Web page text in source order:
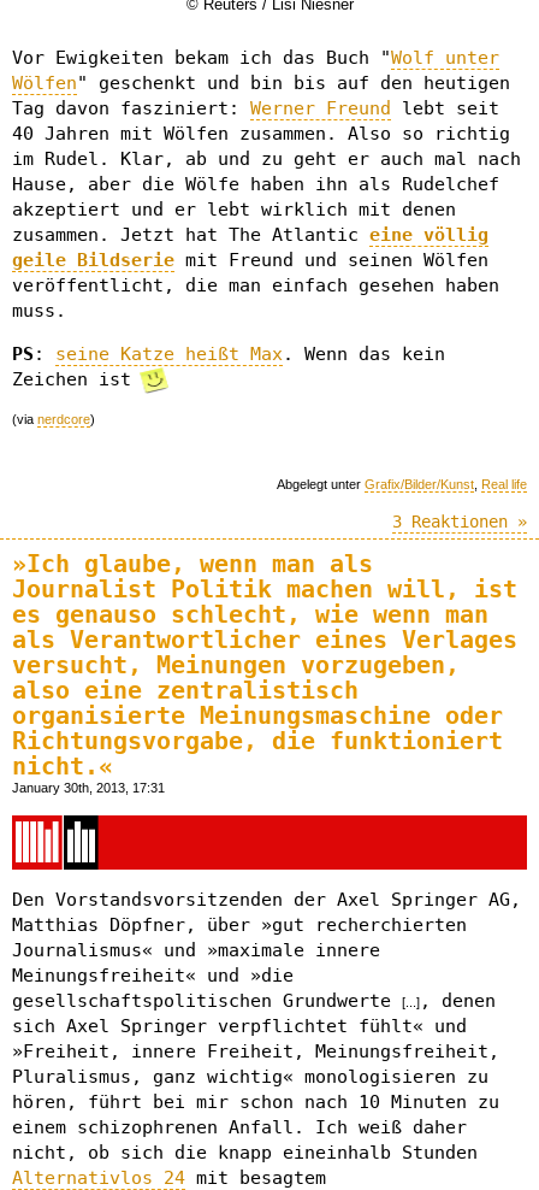
© Reuters / Lisi Niesner
Vor Ewigkeiten bekam ich das Buch "Wolf unter
Wölfen" geschenkt und bin bis auf den heutigen
Tag davon fasziniert: Werner Freund
lebt seit
40 Jahren mit Wölfen zusammen. Also so richtig
im Rudel. Klar, ab und zu geht er auch mal nach
Hause, aber die Wölfe haben ihn als Rudelchef
akzeptiert und er lebt wirklich mit denen
zusammen. Jetzt hat The Atlantic eine völlig
geile Bildserie mit Freund und seinen Wölfen
veröffentlicht, die man einfach gesehen haben
muss.
PS : seine Katze heißt Max. Wenn das kein
Zeichen ist
(via nerdcore)
Abgelegt unter Grafix/Bilder/Kunst, Real life
3 Reaktionen »
»Ich glaube, wenn man als
Journalist Politik machen will, ist
es genauso schlecht, wie wenn man
als Verantwortlicher eines Verlages
versucht, Meinungen vorzugeben,
also eine zentralistisch
organisierte Meinungsmaschine oder
Richtungsvorgabe, die funktioniert
nicht.«
January 30th, 2013, 17:31
Den Vorstandsvorsitzenden der Axel Springer AG,
Matthias Döpfner, über »gut recherchierten
Journalismus« und »maximale innere
Meinungsfreiheit« und »die
gesellschaftspolitischen Grundwerte
[...] , denen
sich Axel Springer verpflichtet fühlt« und
»Freiheit, innere Freiheit, Meinungsfreiheit,
Pluralismus, ganz wichtig« monologisieren zu
hören, führt bei mir schon nach 10 Minuten zu
einem schizophrenen Anfall. Ich weiß daher
nicht, ob sich die knapp eineinhalb Stunden
Alternativlos 24 mit besagtem